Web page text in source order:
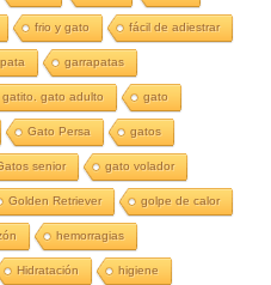
frio y gato fácil de adiestrar
garrapatas
gatito. gato adulto gato
Gato Persa gatos
senior gato volador
Golden Retriever golpe de calor
hemorragias
Hidratación higiene